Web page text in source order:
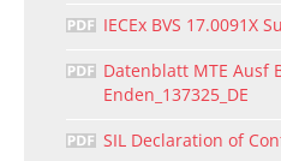
IECEx BVS 17.0091X
Datenblatt MTE Ausf
Enden_137325_DE
SIL Declaration of